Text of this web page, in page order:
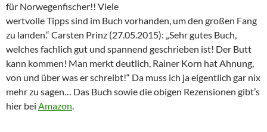
für Norwegenfischer!! Viele
wertvolle Tipps sind im Buch vorhanden, um den großen Fang
zu landen.“ Carsten Prinz (27.05.2015): „Sehr gutes Buch,
welches fachlich gut und spannend geschrieben ist! Der Butt
kann kommen! Man merkt deutlich, Rainer Korn hat Ahnung,
von und über was er schreibt!“ Da muss ich ja eigentlich gar nix
mehr zu sagen… Das Buch sowie die obigen Rezensionen gibt’s
hier bei Amazon.